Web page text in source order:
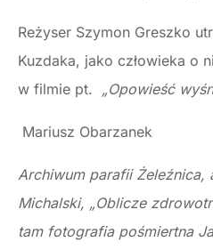
Reżyser Szymon Greszko
Kuzdaka, jako człowieka o
w filmie pt. „Opowieść
Mariusz Obarzanek
Archiwum parafii Żeleźnica,
Michalski, „Oblicze
tam fotografia pośmiertna